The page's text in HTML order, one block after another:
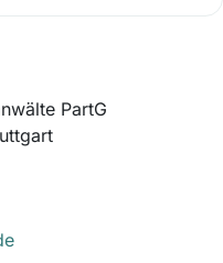
PartG